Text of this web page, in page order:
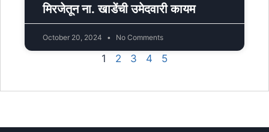
मिरजेतून ना. खाडेंची उमेदवारी कायम
October 20, 2024 No Comments
1 2 3 4 5